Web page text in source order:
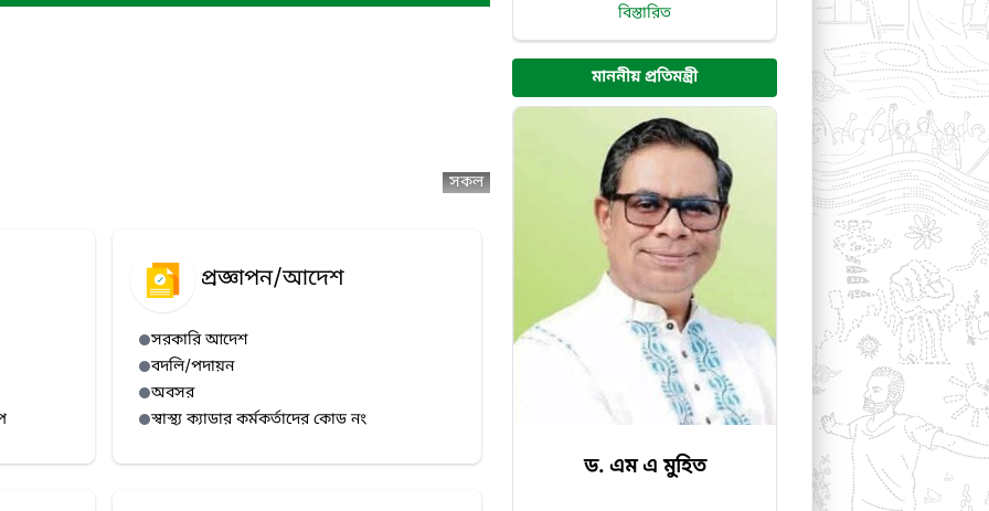
সকল
প্রজ্ঞাপন/আদেশ
সরকারি আদেশ
বদলি/পদায়ন
অবসর
স্বাস্থ্য ক্যাডার কর্মকর্তাদের কোড নং
বিস্তারিত
মাননীয় প্রতিমন্ত্রী
ড. এম এ মুহিত